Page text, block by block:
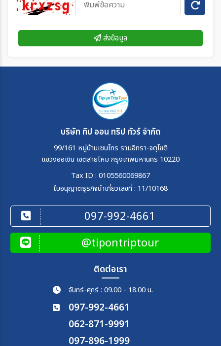
ส่งข้อมูล
บริษัท ทิป ออน ทริป ทัวร์ จำกัด
99/161 หมู่บ้านเซนโทร รามอิทรา-จตุโชติ
แขวงออเงิน เขตสายไหม กรุงเทพมหานคร 10220
Tax ID : 0105560069867
ใบอนุญาตธุรกิจนำเที่ยวเลขที่ : 11/10168
097-992-4661
@tipontriptour
ติดต่อเรา
จันทร์-ศุกร์ : 09.00 - 18.00 น.
097-992-4661
062-871-9991
097-896-1999